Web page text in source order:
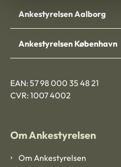
Ankestyrelsen Aalborg
Ankestyrelsen København
EAN: 57 98 000 35 48 21
CVR: 1007 4002
Om Ankestyrelsen
Om Ankestyrelsen